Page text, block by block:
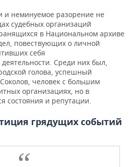
и неминуемое разорение не
судебных организаций
в Национальном архиве
повествующих о личной
себя
Среди них был,
голова, успешный
человек с большим
организациях, но в
состояния и репутации.
грядущих событий